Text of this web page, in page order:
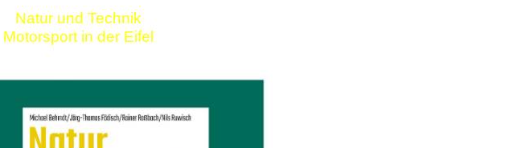
Natur und Technik
Motorsport in der Eifel